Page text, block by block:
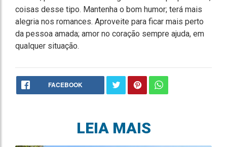
coisas desse tipo. Mantenha o bom humor; terá mais
alegria nos romances. Aproveite para ficar mais perto
da pessoa amada; amor no coração sempre ajuda, em
qualquer situação.
FACEBOOK
LEIA MAIS